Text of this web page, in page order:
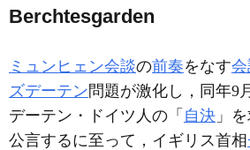
Berchtesgarden
ミュンヒェン会談の前奏をなす会
ズデーテン問題が激化し，同年9
デーテン・ドイツ人の「 自決 」
公言するに至って，イギリス首相